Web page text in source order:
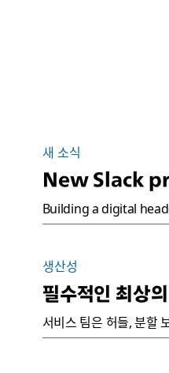
새 소식
New Slack
Building a digital
생산성
필수적인 최상
서비스 팀은 허들, 분할